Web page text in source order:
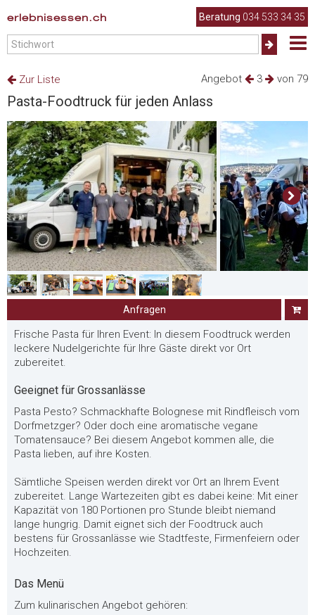
erlebnisessen.ch Beratung 034 533 34 35
Angebot 3 von 79
Zur Liste
Pasta-Foodtruck für jeden Anlass
Anfragen
Frische Pasta für Ihren Event: In diesem Foodtruck werden
leckere Nudelgerichte für Ihre Gäste direkt vor Ort
zubereitet.
Geeignet für Grossanlässe
Pasta Pesto? Schmackhafte Bolognese mit Rindfleisch vom
Dorfmetzger? Oder doch eine aromatische vegane
Tomatensauce? Bei diesem Angebot kommen alle, die
Pasta lieben, auf ihre Kosten.
Sämtliche Speisen werden direkt vor Ort an Ihrem Event
zubereitet. Lange Wartezeiten gibt es dabei keine: Mit einer
Kapazität von 180 Portionen pro Stunde bleibt niemand
lange hungrig. Damit eignet sich der Foodtruck auch
bestens für Grossanlässe wie Stadtfeste, Firmenfeiern oder
Hochzeiten.
Das Menü
Zum kulinarischen Angebot gehören: